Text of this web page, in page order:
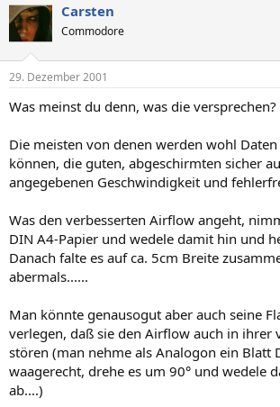
Carsten
Commodore
29. Dezember 2001
Was meinst du denn, was die versprechen?
Die meisten von denen werden wohl
können, die guten, abgeschirmten sicher
angegebenen Geschwindigkeit und
Was den verbesserten Airflow angeht,
DIN A4-Papier und wedele damit hin und
Danach falte es auf ca. 5cm Breite
abermals......
Man könnte genausogut aber auch seine
verlegen, daß sie den Airflow auch in ihrer
stören (man nehme als Analogon ein Blatt
waagerecht, drehe es um 90° und wedele
ab....)